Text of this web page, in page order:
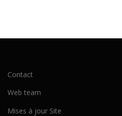
Contact
Web team
Mises à jour Site